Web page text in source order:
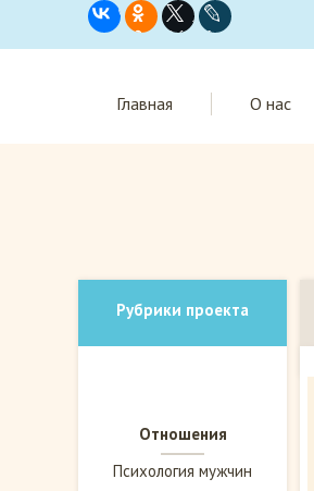
Главная О нас
Рубрики проекта
Отношения
Психология мужчин